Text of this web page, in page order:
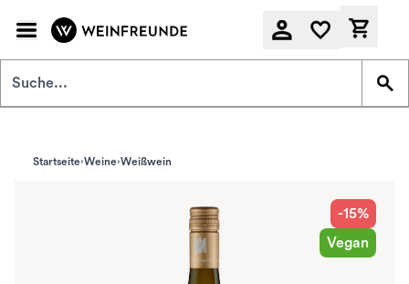
Startseite Weine Weißwein
-15%
Vegan